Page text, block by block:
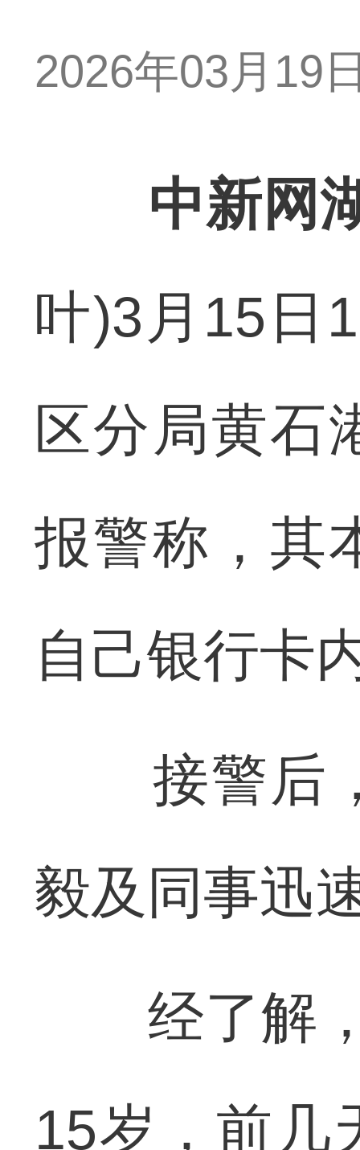
2026年03月19
中新网
叶)3月15日
区分局黄石
报警称，其
自己银行卡
接警后，
毅及同事迅
经了解，
15岁，前几